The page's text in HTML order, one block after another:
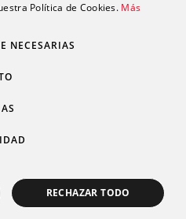
cookies
Política de Cookies. Más
NECESARIAS
RECHAZAR TODO